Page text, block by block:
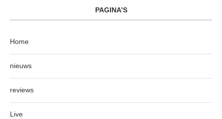
PAGINA’S
Home
nieuws
reviews
Live